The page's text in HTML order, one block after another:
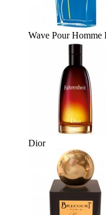
Wave Pour Homme
Dior